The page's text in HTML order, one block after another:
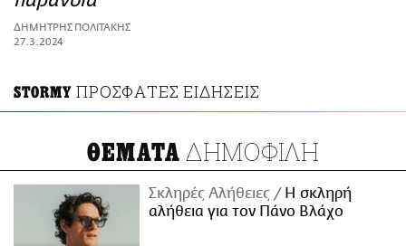
ΑΜΠΑ
PRINT
ΔΗΜΗΤΡΗΣ ΠΟΛΙΤΑΚΗΣ
27.3.2024
STORMY ΠΡΟΣΦΑΤΕΣ ΕΙΔΗΣΕΙΣ
ΘΕΜΑΤΑ ΔΗΜΟΦΙΛΗ
Σκληρές Αλήθειες
H σκληρή
αλήθεια για τον Πάνο Βλάχο